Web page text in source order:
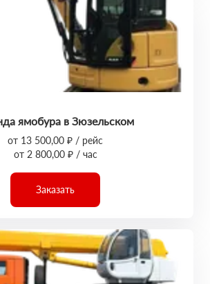
ямобура в Зюзельском
от 13 500,00 ₽ / рейс
от 2 800,00 ₽ / час
Заказать